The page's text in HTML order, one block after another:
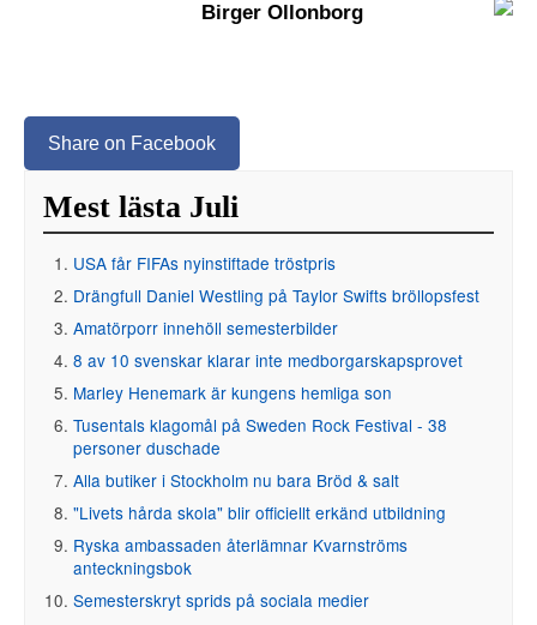
Birger Ollonborg
Share on Facebook
Mest lästa Juli
USA får FIFAs nyinstiftade tröstpris
Drängfull Daniel Westling på Taylor Swifts bröllopsfest
Amatörporr innehöll semesterbilder
8 av 10 svenskar klarar inte medborgarskapsprovet
Marley Henemark är kungens hemliga son
Tusentals klagomål på Sweden Rock Festival - 38
personer duschade
Alla butiker i Stockholm nu bara Bröd & salt
"Livets hårda skola" blir officiellt erkänd utbildning
Ryska ambassaden återlämnar Kvarnströms
anteckningsbok
Semesterskryt sprids på sociala medier